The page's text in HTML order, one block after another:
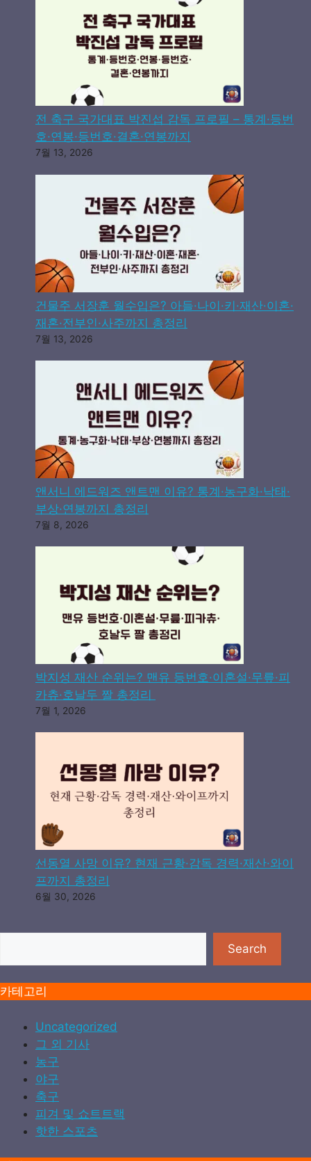
전 축구 국가대표 박진섭 감독 프로필 – 통계·등번
호·연봉·등번호·결혼·연봉까지
7월 13, 2026
건물주 서장훈 월수입은? 아들·나이·키·재산·이혼·
재혼·전부인·사주까지 총정리
7월 13, 2026
앤서니 에드워즈 앤트맨 이유? 통계·농구화·낙태·
부상·연봉까지 총정리
7월 8, 2026
박지성 재산 순위는? 맨유 등번호·이혼설·무릎·피
카츄·호날두 짤 총정리
7월 1, 2026
선동열 사망 이유? 현재 근황·감독 경력·재산·와이
프까지 총정리
6월 30, 2026
Search
카테고리
Uncategorized
그 외 기사
농구
야구
축구
피겨 및 쇼트트랙
핫한 스포츠